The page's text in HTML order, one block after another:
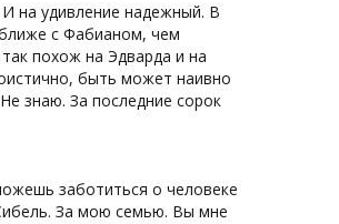
на удивление надежный. В
с Фабианом, чем
похож на Эдварда и на
быть может наивно
знаю. За последние сорок
заботиться о человеке
За мою семью. Вы мне